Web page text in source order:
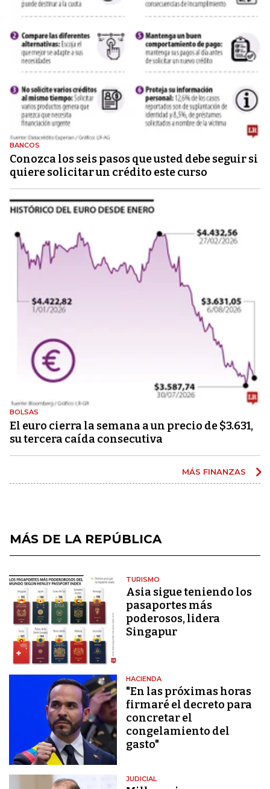
BANCOS
Conozca los seis pasos que usted debe seguir si
quiere solicitar un crédito este curso
BOLSAS
El euro cierra la semana a un precio de $3.631,
su tercera caída consecutiva
MÁS FINANZAS
MÁS DE LA REPÚBLICA
TURISMO
Asia sigue teniendo los
pasaportes más
poderosos, lidera
Singapur
HACIENDA
"En las próximas horas
firmaré el decreto para
concretar el
congelamiento del
gasto"
JUDICIAL